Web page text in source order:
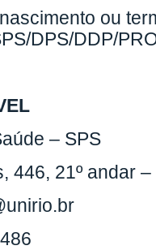
ou
DPS/DDP/
– SPS
446, 21º andar